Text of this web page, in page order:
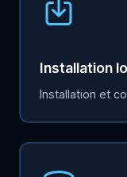
Installation
Installation et